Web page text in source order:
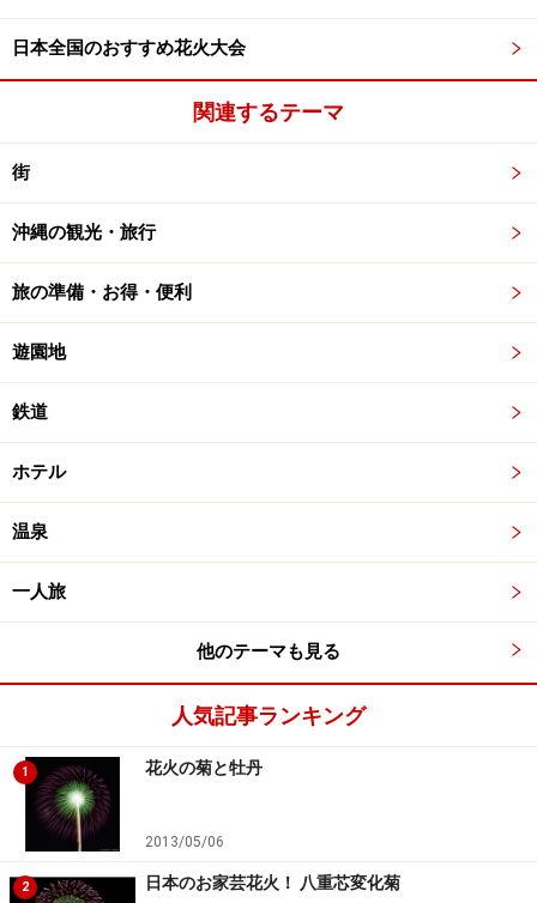
日本全国のおすすめ花火大会
関連するテーマ
街
沖縄の観光・旅行
旅の準備・お得・便利
遊園地
鉄道
ホテル
温泉
一人旅
他のテーマも見る
人気記事ランキング
1 花火の菊と牡丹
2013/05/06
2 日本のお家芸花火！ 八重芯変化菊